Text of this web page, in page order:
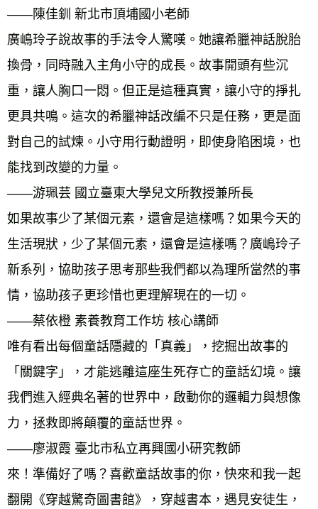
——陳佳釧 新北市頂埔國小老師
廣嶋玲子說故事的手法令人驚嘆。她讓希臘神話脫胎
換骨，同時融入主角小守的成長。故事開頭有些沉
重，讓人胸口一悶。但正是這種真實，讓小守的掙扎
更具共鳴。這次的希臘神話改編不只是任務，更是面
對自己的試煉。小守用行動證明，即使身陷困境，也
能找到改變的力量。
——游珮芸 國立臺東大學兒文所教授兼所長
如果故事少了某個元素，還會是這樣嗎？如果今天的
生活現狀，少了某個元素，還會是這樣嗎？廣嶋玲子
新系列，協助孩子思考那些我們都以為理所當然的事
情，協助孩子更珍惜也更理解現在的一切。
——蔡依橙 素養教育工作坊 核心講師
唯有看出每個童話隱藏的「真義」，挖掘出故事的
「關鍵字」，才能逃離這座生死存亡的童話幻境。讓
我們進入經典名著的世界中，啟動你的邏輯力與想像
力，拯救即將顛覆的童話世界。
——廖淑霞 臺北市私立再興國小研究教師
來！準備好了嗎？喜歡童話故事的你，快來和我一起
翻開《穿越驚奇圖書館》，穿越書本，遇見安徒生，